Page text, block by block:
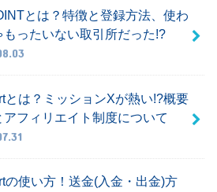
とは？特徴と登録方法、使わ
もったいない取引所だった!?
とは？ミッションXが熱い!?概要
アフィリエイト制度について
の使い方！送金(入金・出金)方